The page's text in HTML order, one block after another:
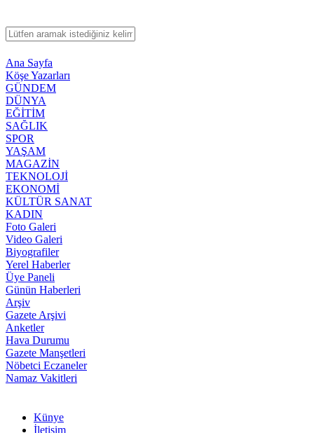
Ana Sayfa
Köşe Yazarları
GÜNDEM
DÜNYA
EĞİTİM
SAĞLIK
SPOR
YAŞAM
MAGAZİN
TEKNOLOJİ
EKONOMİ
KÜLTÜR SANAT
KADIN
Foto Galeri
Video Galeri
Biyografiler
Yerel Haberler
Üye Paneli
Günün Haberleri
Arşiv
Gazete Arşivi
Anketler
Hava Durumu
Gazete Manşetleri
Nöbetci Eczaneler
Namaz Vakitleri
Künye
İletişim